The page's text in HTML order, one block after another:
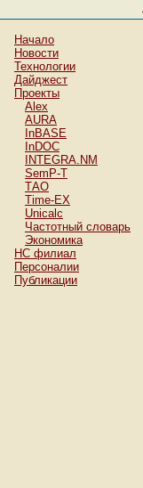
Начало
Новости
Технологии
Дайджест
Проекты
Alex
AURA
InBASE
InDOC
INTEGRA.NM
SemP-T
ТАО
Time-EX
Unicalc
Частотный словарь
Экономика
НC филиал
Персоналии
Публикации